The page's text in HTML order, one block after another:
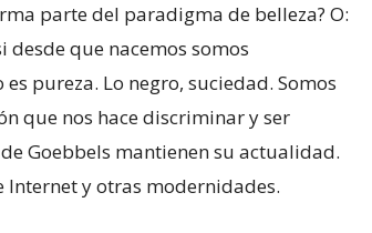
parte del paradigma de belleza? O:
desde que nacemos somos
pureza. Lo negro, suciedad. Somos
que nos hace discriminar y ser
Goebbels mantienen su actualidad.
y otras modernidades.